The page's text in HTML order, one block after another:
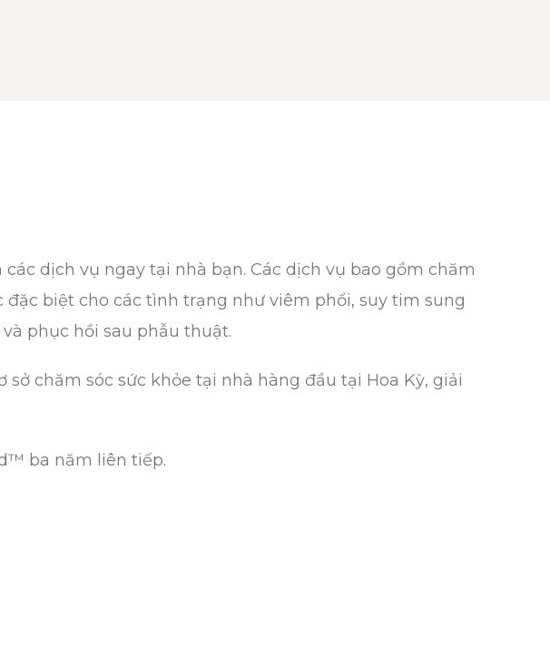
dịch vụ ngay tại nhà bạn. Các dịch vụ bao gồm chăm
biệt cho các tình trạng như viêm phổi, suy tim sung
phục hồi sau phẫu thuật.
chăm sóc sức khỏe tại nhà hàng đầu tại Hoa Kỳ, giải
ba năm liên tiếp.